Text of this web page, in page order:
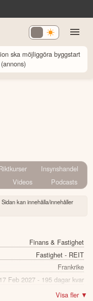
ska möjliggöra byggstart
Insynshandel
Videos Podcasts
kan innehålla/innehåller
Finans & Fastighet
Fastighet - REIT
Frankrike
17 Feb 2027 - 195 dagar kvar
Icade
Visa fler ▼